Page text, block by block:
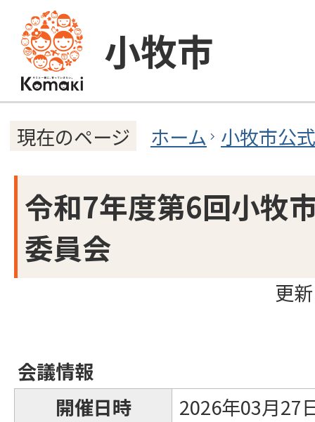
小牧市
現在のページ ホーム 小牧市公
令和7年度第6回小牧
委員会
更
会議情報
開催日時
2026年03月27